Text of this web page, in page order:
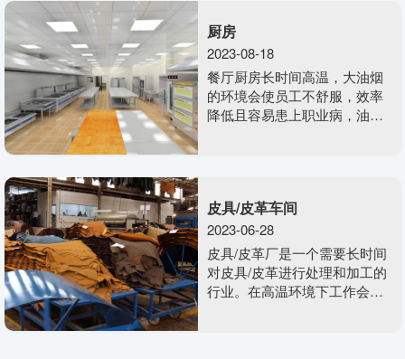
案，旨在 “通风”“排热”“换气”“降
温”“除尘”，打造安全、舒适、
高效的生产环境。
厨房
2023-08-18
餐厅厨房长时间高温，大油烟
的环境会使员工不舒服，效率
降低且容易患上职业病，油烟
皮具/皮革车间
2023-06-28
皮具/皮革厂是一个需要长时间
对皮具/皮革进行处理和加工的
行业。在高温环境下工作会导